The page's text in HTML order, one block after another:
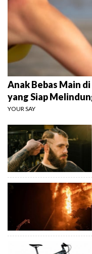
Anak Bebas Main
yang Siap
YOUR SAY